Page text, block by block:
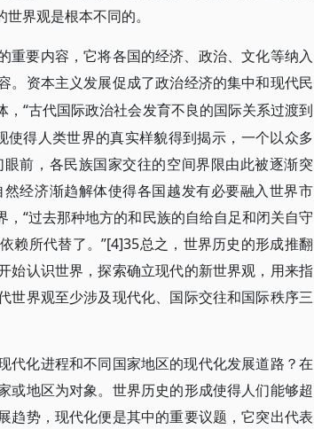
界观是根本不同的。
重要内容，它将各国的经济、政治、文化等纳入
。资本主义发展促成了政治经济的集中和现代民
，“古代国际政治社会发育不良的国际关系过渡到
得人类世界的真实样貌得到揭示，一个以众多
前，各民族国家交往的空间界限由此被逐渐突
经济渐趋解体使得各国越发有必要融入世界市
“过去那种地方的和民族的自给自足和闭关自守
赖所代替了。”[4]35总之，世界历史的形成推翻
始认识世界，探索确立现代的新世界观，用来指
世界观至少涉及现代化、国际交往和国际秩序三
代化进程和不同国家地区的现代化发展道路？在
或地区为对象。世界历史的形成使得人们能够超
趋势，现代化便是其中的重要议题，它突出代表